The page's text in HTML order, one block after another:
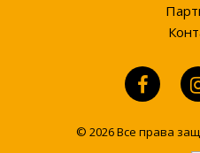
© 2026 Все права